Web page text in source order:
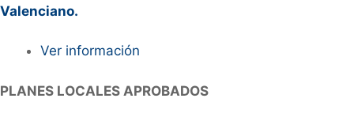
Valenciano.
Ver información
PLANES LOCALES APROBADOS